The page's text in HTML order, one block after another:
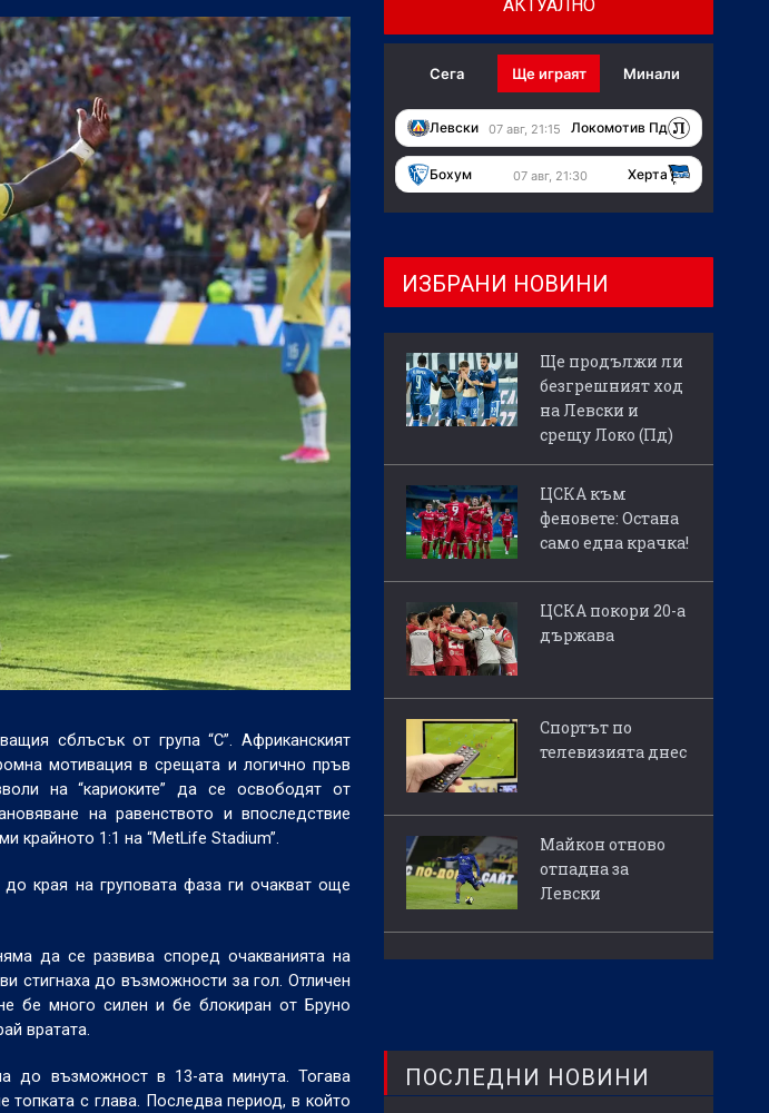
сблъсък от група “С”. Африканският
мотивация в срещата и логично пръв
на “кариоките” да се освободят от
на равенството и впоследствие
крайното 1:1 на “MetLife Stadium”.
края на груповата фаза ги очакват още
да се развива според очакванията на
стигнаха до възможности за гол. Отличен
бе много силен и бе блокиран от Бруно
вратата.
до възможност в 13-ата минута. Тогава
топката с глава. Последва период, в който
АКТУАЛНО
Сега Ще играят Минали
Левски 07 авг, 21:15 Локомотив Пд
Бохум 07 авг, 21:30 Херта
ИЗБРАНИ НОВИНИ
Ще продължи ли
безгрешният ход
на Левски и
срещу Локо (Пд)
ЦСКА към
феновете: Остана
само една крачка!
ЦСКА покори 20-а
държава
Спортът по
телевизията днес
Майкон отново
отпадна за
Левски
ПОСЛЕДНИ НОВИНИ